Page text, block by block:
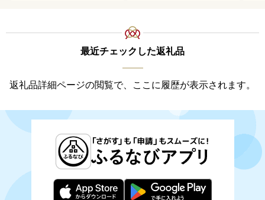
最近チェックした返礼品
返礼品詳細ページの閲覧で、ここに履歴が表示されます。